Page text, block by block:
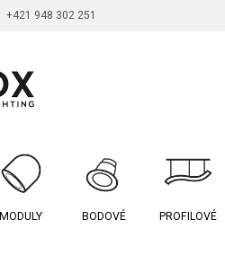
+421 948 302 251
MODULY BODOVÉ PROFILOVÉ